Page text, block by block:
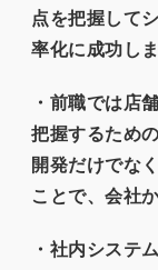
点を把握して
率化に成功しま
・前職では店
把握するため
開発だけでな
ことで、会社
・社内システ